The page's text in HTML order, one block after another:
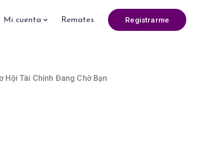
Mi cuenta Remates Registrarme
Hội Tài Chính Đang Chờ Bạn